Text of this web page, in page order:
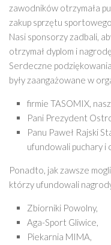
zawodników otrzymała
zakup sprzętu
Nasi sponsorzy zadbali,
otrzymał dyplom i
Serdeczne
były zaangażowane w
firmie TASOMIX,
Pani Prezydent
Panu Paweł Rajski
ufundowali puchary i
Ponadto, jak zawsze
którzy ufundowali
Zbiorniki Powolny,
Aga-Sport Gliwice,
Piekarnia MIMA,